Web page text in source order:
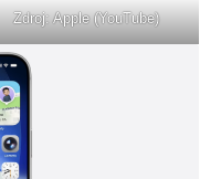
Zdroj: Apple (YouTube)